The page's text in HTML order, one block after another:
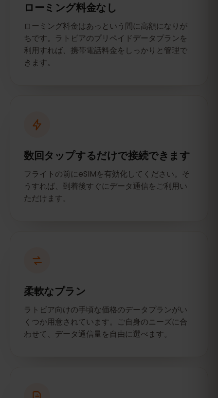
ローミング料金なし
ローミング料金はあっという間に高額になりが
ちです。ラトビアのプリペイドデータプランを
利用すれば、携帯電話料金をしっかりと管理で
きます。
数回タップするだけで接続できます
フライトの前にeSIMを有効化してください。そ
うすれば、到着後すぐにデータ通信をご利用い
ただけます。
柔軟なプラン
ラトビア向けの手頃な価格のデータプランがい
くつか用意されています。ご自身のニーズに合
わせて、データ通信量を自由に選べます。